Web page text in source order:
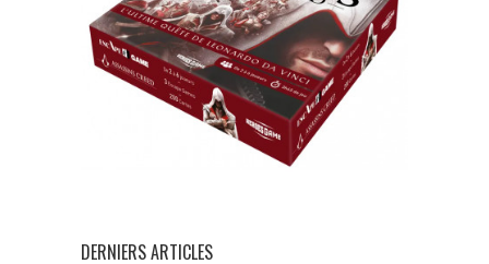
DERNIERS ARTICLES